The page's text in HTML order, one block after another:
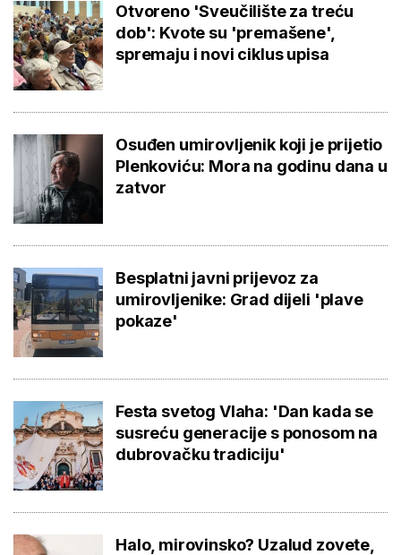
Otvoreno 'Sveučilište za treću
dob': Kvote su 'premašene',
spremaju i novi ciklus upisa
Osuđen umirovljenik koji je prijetio
Plenkoviću: Mora na godinu dana u
zatvor
Besplatni javni prijevoz za
umirovljenike: Grad dijeli 'plave
pokaze'
Festa svetog Vlaha: 'Dan kada se
susreću generacije s ponosom na
dubrovačku tradiciju'
Halo, mirovinsko? Uzalud zovete,